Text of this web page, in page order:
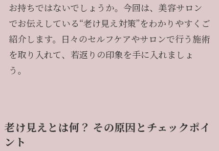
お持ちではないでしょうか。今回は、美容サロン
でお伝えしている“老け見え対策”をわかりやすくご
紹介します。日々のセルフケアやサロンで行う施術
を取り入れて、若返りの印象を手に入れましょ
う。
老け見えとは何？ その原因とチェックポイ
ン ト